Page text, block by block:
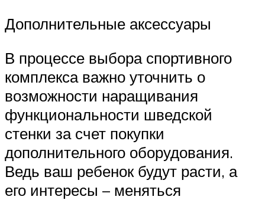
Дополнительные аксессуары
В процессе выбора спортивного
комплекса важно уточнить о
возможности наращивания
функциональности шведской
стенки за счет покупки
дополнительного оборудования.
Ведь ваш ребенок будут расти, а
его интересы – меняться